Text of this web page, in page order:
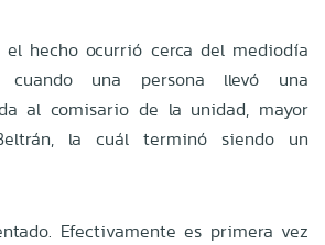
el hecho ocurrió cerca del mediodía
una persona llevó una
al comisario de la unidad, mayor
la cuál terminó siendo un
Efectivamente es primera vez